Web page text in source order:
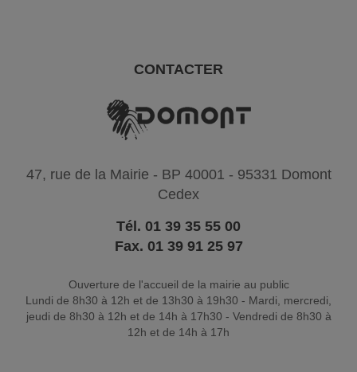
CONTACTER
47, rue de la Mairie - BP 40001 - 95331 Domont
Cedex
Tél. 01 39 35 55 00
Fax. 01 39 91 25 97
Ouverture de l'accueil de la mairie au public
Lundi de 8h30 à 12h et de 13h30 à 19h30 - Mardi, mercredi,
jeudi de 8h30 à 12h et de 14h à 17h30 - Vendredi de 8h30 à
12h et de 14h à 17h